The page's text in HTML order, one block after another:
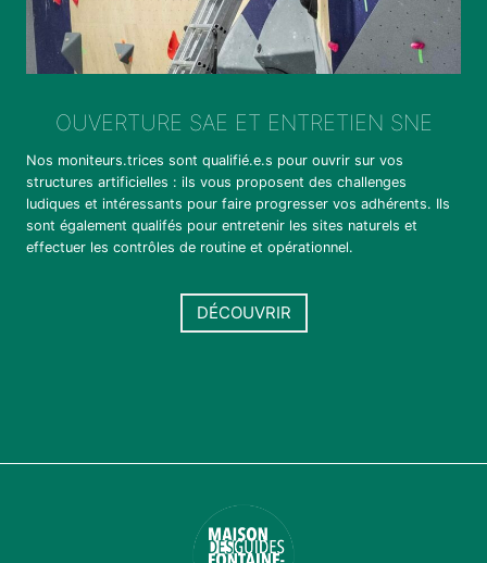
OUVERTURE SAE ET ENTRETIEN SNE
Nos moniteurs.trices sont qualifié.e.s pour ouvrir sur vos
structures artificielles : ils vous proposent des challenges
ludiques et intéressants pour faire progresser vos adhérents. Ils
sont également qualifés pour entretenir les sites naturels et
effectuer les contrôles de routine et opérationnel.
DÉCOUVRIR